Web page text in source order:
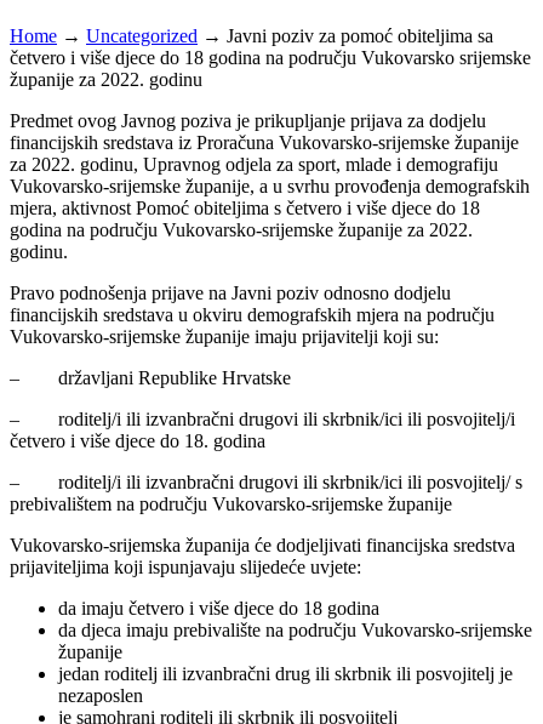
Home → Uncategorized → Javni poziv za pomoć obiteljima sa
četvero i više djece do 18 godina na području Vukovarsko srijemske
županije za 2022. godinu
Predmet ovog Javnog poziva je prikupljanje prijava za dodjelu
financijskih sredstava iz Proračuna Vukovarsko-srijemske županije
za 2022. godinu, Upravnog odjela za sport, mlade i demografiju
Vukovarsko-srijemske županije, a u svrhu provođenja demografskih
mjera, aktivnost Pomoć obiteljima s četvero i više djece do 18
godina na području Vukovarsko-srijemske županije za 2022.
godinu.
Pravo podnošenja prijave na Javni poziv odnosno dodjelu
financijskih sredstava u okviru demografskih mjera na području
Vukovarsko-srijemske županije imaju prijavitelji koji su:
– državljani Republike Hrvatske
– roditelj/i ili izvanbračni drugovi ili skrbnik/ici ili posvojitelj/i
četvero i više djece do 18. godina
– roditelj/i ili izvanbračni drugovi ili skrbnik/ici ili posvojitelj/ s
prebivalištem na području Vukovarsko-srijemske županije
Vukovarsko-srijemska županija će dodjeljivati financijska sredstva
prijaviteljima koji ispunjavaju slijedeće uvjete:
da imaju četvero i više djece do 18 godina
da djeca imaju prebivalište na području Vukovarsko-srijemske
županije
jedan roditelj ili izvanbračni drug ili skrbnik ili posvojitelj je
nezaposlen
je samohrani roditelj ili skrbnik ili posvojitelj